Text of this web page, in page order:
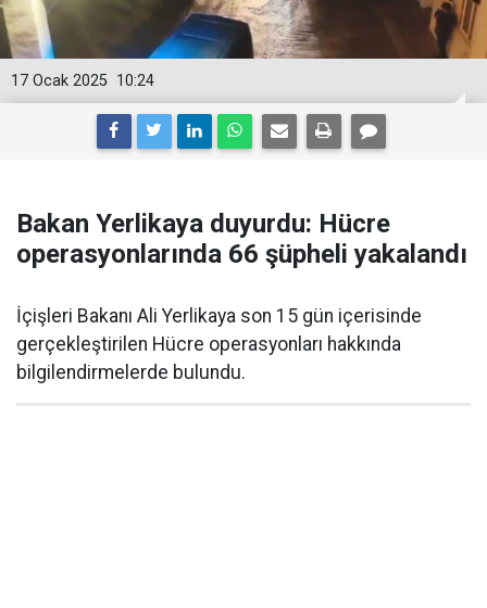
10:24
17 Ocak 2025
Bakan Yerlikaya duyurdu: Hücre
operasyonlarında 66 şüpheli yakalandı
İçişleri Bakanı Ali Yerlikaya son 15 gün içerisinde
gerçekleştirilen Hücre operasyonları hakkında
bilgilendirmelerde bulundu.